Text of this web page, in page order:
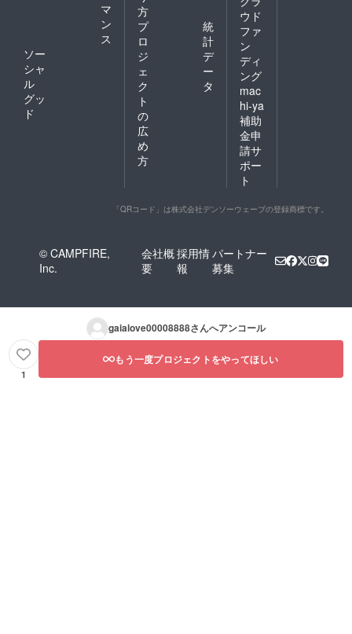
マ
ン
ス
ソー
シャ
ル
グッ
ド
方
プ
ロ
ジ
ェ
ク
ト
の
広
め
方
統
計
デ
ー
タ
ウド
ファ
ン
ディ
ング
mac
hi-ya
補助
金申
請サ
ポー
ト
「QRコード」は株式会社デンソーウェーブの登録商標です。
© CAMPFIRE,
Inc.
会社概
要
採用情
報
パートナー
募集
gaialove00008888さんへアンコール
1
もう一度プロジェクトをやってほしい